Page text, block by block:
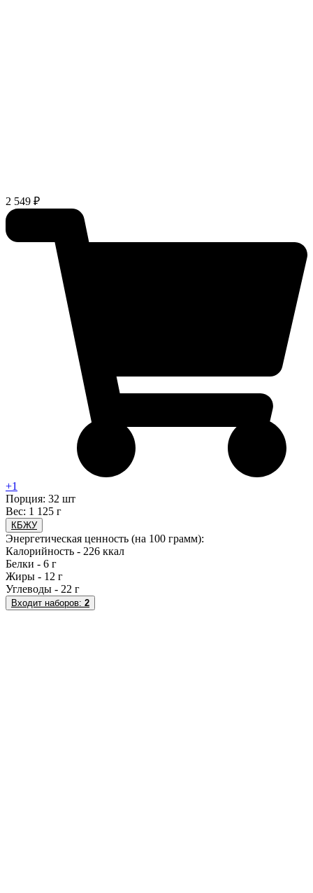
2 549 ₽
+1
Порция: 32 шт
Вес: 1 125 г
КБЖУ
Энергетическая ценность (на 100 грамм):
Калорийность - 226 ккал
Белки - 6 г
Жиры - 12 г
Углеводы - 22 г
Входит наборов: 2